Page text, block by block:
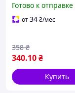
FLOWER (2шт)
Готово к отправке
от34₴/мес
340.10₴
358 ₴
Купить